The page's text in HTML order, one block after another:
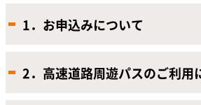
1．お申込みについて
2．高速道路周遊パスのご利用